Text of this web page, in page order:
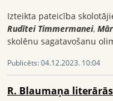
Izteikta pateicība
Rudītei Timmermanei,
skolēnu sagatavošanu
Publicēts:04.12.2023. 10:04
R. Blaumaņa